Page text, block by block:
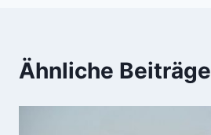
Ähnliche Beiträge